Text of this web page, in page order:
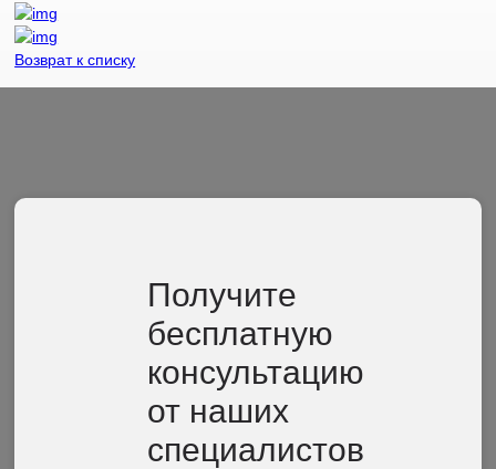
Возврат к списку
Получите
бесплатную
консультацию
от наших
специалистов